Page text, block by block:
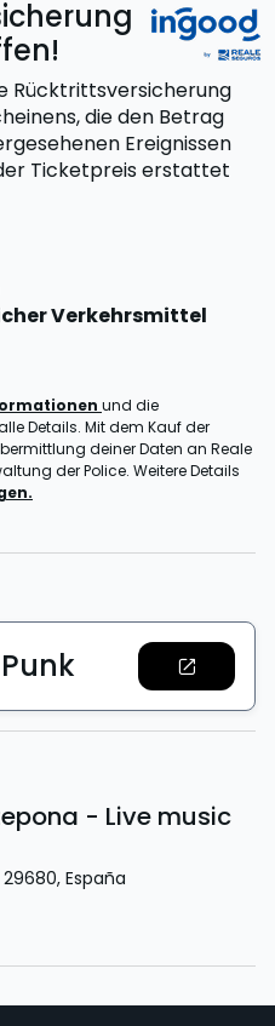
Rücktrittsversicherung
die den Betrag
Ereignissen
Ticketpreis erstattet
Verkehrsmittel
und die
Details. Mit dem Kauf der
deiner Daten an Reale
der Police. Weitere Details
- Live music
29680, España